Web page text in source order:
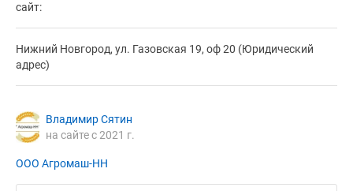
сайт:
Нижний Новгород, ул. Газовская 19, оф 20 (Юридический
адрес)
Владимир Сятин
на сайте с 2021 г.
ООО Агромаш-НН